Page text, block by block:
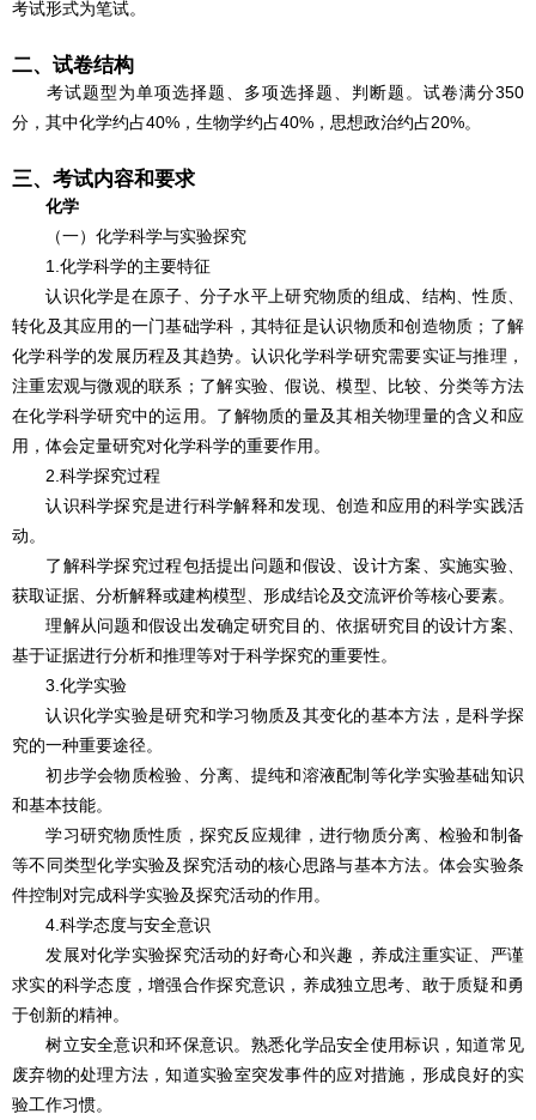
考试形式为笔试。
二、试卷结构
考试题型为单项选择题、多项选择题、判断题。试卷满分350
分，其中化学约占40%，生物学约占40%，思想政治约占20%。
三、考试内容和要求
化学
（一）化学科学与实验探究
1.化学科学的主要特征
认识化学是在原子、分子水平上研究物质的组成、结构、性质、
转化及其应用的一门基础学科，其特征是认识物质和创造物质；了解
化学科学的发展历程及其趋势。认识化学科学研究需要实证与推理，
注重宏观与微观的联系；了解实验、假说、模型、比较、分类等方法
在化学科学研究中的运用。了解物质的量及其相关物理量的含义和应
用，体会定量研究对化学科学的重要作用。
2.科学探究过程
认识科学探究是进行科学解释和发现、创造和应用的科学实践活
动。
了解科学探究过程包括提出问题和假设、设计方案、实施实验、
获取证据、分析解释或建构模型、形成结论及交流评价等核心要素。
理解从问题和假设出发确定研究目的、依据研究目的设计方案、
基于证据进行分析和推理等对于科学探究的重要性。
3.化学实验
认识化学实验是研究和学习物质及其变化的基本方法，是科学探
究的一种重要途径。
初步学会物质检验、分离、提纯和溶液配制等化学实验基础知识
和基本技能。
学习研究物质性质，探究反应规律，进行物质分离、检验和制备
等不同类型化学实验及探究活动的核心思路与基本方法。体会实验条
件控制对完成科学实验及探究活动的作用。
4.科学态度与安全意识
发展对化学实验探究活动的好奇心和兴趣，养成注重实证、严谨
求实的科学态度，增强合作探究意识，养成独立思考、敢于质疑和勇
于创新的精神。
树立安全意识和环保意识。熟悉化学品安全使用标识，知道常见
废弃物的处理方法，知道实验室突发事件的应对措施，形成良好的实
验工作习惯。